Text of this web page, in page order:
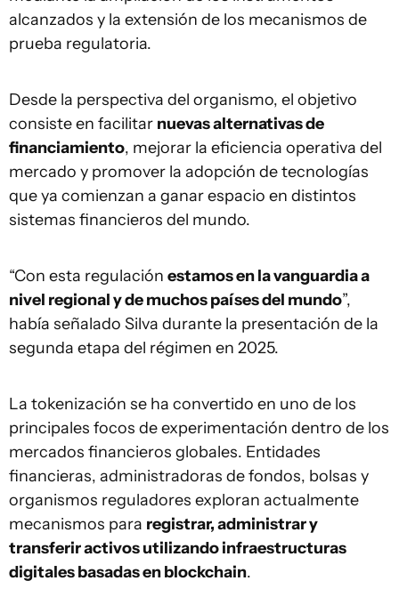
alcanzados y la extensión de los mecanismos de
prueba regulatoria.
Desde la perspectiva del organismo, el objetivo
consiste en facilitar nuevas alternativas de
financiamiento, mejorar la eficiencia operativa del
mercado y promover la adopción de tecnologías
que ya comienzan a ganar espacio en distintos
sistemas financieros del mundo.
“Con esta regulación estamos en la vanguardia a
nivel regional y de muchos países del mundo”,
había señalado Silva durante la presentación de la
segunda etapa del régimen en 2025.
La tokenización se ha convertido en uno de los
principales focos de experimentación dentro de los
mercados financieros globales. Entidades
financieras, administradoras de fondos, bolsas y
organismos reguladores exploran actualmente
mecanismos para registrar, administrar y
transferir activos utilizando infraestructuras
digitales basadas en blockchain.